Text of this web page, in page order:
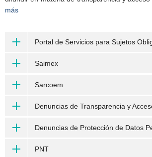
más
Portal de Servicios para Sujetos
Saimex
Sarcoem
Denuncias de Transparencia y
Denuncias de Protección de Datos
PNT